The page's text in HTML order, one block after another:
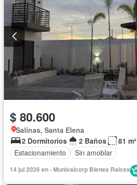
$ 80.600
Salinas, Santa Elena
2 Dormitorios
2 Baños
81 m²
Estacionamiento
Sin amoblar
14 jul 2026 en - Munivalcorp Bienes Raices